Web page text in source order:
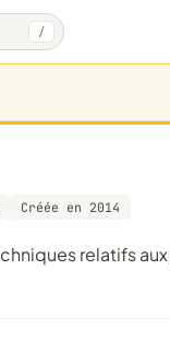
/
Créée en 2014